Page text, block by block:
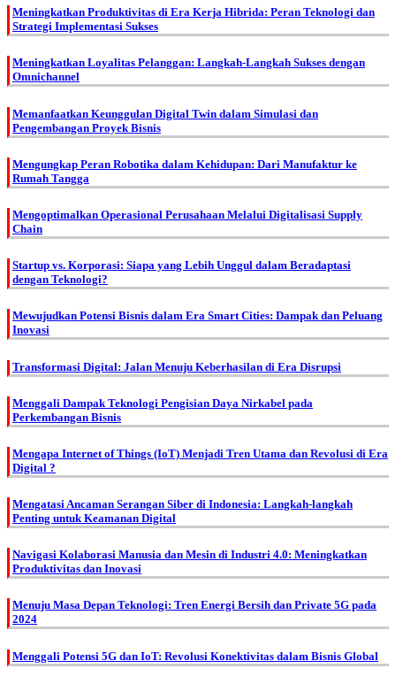
Meningkatkan Produktivitas di Era Kerja Hibrida: Peran Teknologi dan
Strategi Implementasi Sukses
Meningkatkan Loyalitas Pelanggan: Langkah-Langkah Sukses dengan
Omnichannel
Memanfaatkan Keunggulan Digital Twin dalam Simulasi dan
Pengembangan Proyek Bisnis
Mengungkap Peran Robotika dalam Kehidupan: Dari Manufaktur ke
Rumah Tangga
Mengoptimalkan Operasional Perusahaan Melalui Digitalisasi Supply
Chain
Startup vs. Korporasi: Siapa yang Lebih Unggul dalam Beradaptasi
dengan Teknologi?
Mewujudkan Potensi Bisnis dalam Era Smart Cities: Dampak dan Peluang
Inovasi
Transformasi Digital: Jalan Menuju Keberhasilan di Era Disrupsi
Menggali Dampak Teknologi Pengisian Daya Nirkabel pada
Perkembangan Bisnis
Mengapa Internet of Things (IoT) Menjadi Tren Utama dan Revolusi di Era
Digital ?
Mengatasi Ancaman Serangan Siber di Indonesia: Langkah-langkah
Penting untuk Keamanan Digital
Navigasi Kolaborasi Manusia dan Mesin di Industri 4.0: Meningkatkan
Produktivitas dan Inovasi
Menuju Masa Depan Teknologi: Tren Energi Bersih dan Private 5G pada
2024
Menggali Potensi 5G dan IoT: Revolusi Konektivitas dalam Bisnis Global